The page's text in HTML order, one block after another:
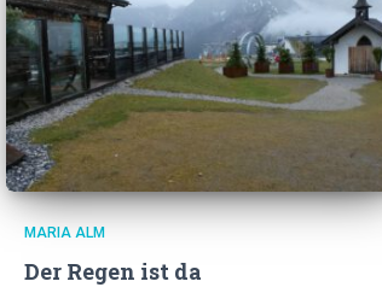
MARIA ALM
Der Regen ist da